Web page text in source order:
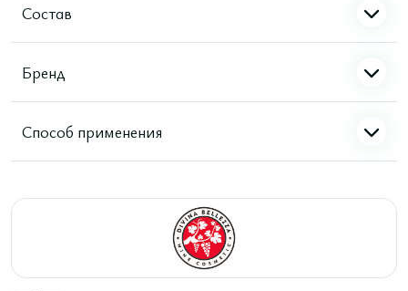
Состав
Бренд
Способ применения